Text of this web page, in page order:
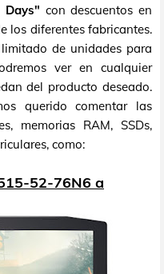
Days" con descuentos en
los diferentes fabricantes.
de unidades para
ver en cualquier
del producto deseado.
querido comentar las
memorias RAM, SSDs,
como:
52-76N6 a